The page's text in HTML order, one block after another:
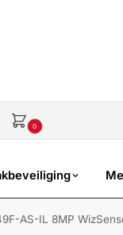
0
AS-IL 8MP